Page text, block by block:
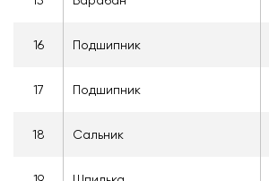
16 Подшипник
17 Подшипник
18 Сальник